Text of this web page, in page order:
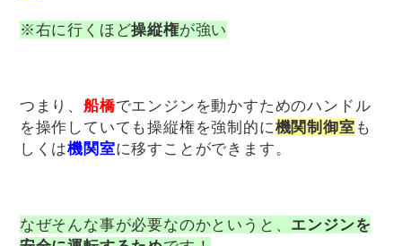
※右に行くほど操縦権が強い
つまり、船橋でエンジンを動かすためのハンドル
を操作していても操縦権を強制的に機関制御室 も
しくは機関室に移すことができます。
なぜそんな事が必要なのかというと、 エンジンを